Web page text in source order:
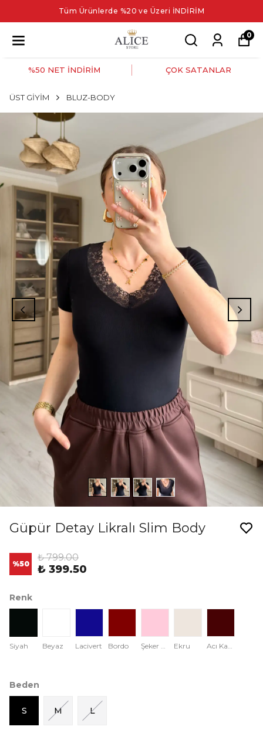
Tüm Ürünlerde %20 ve Üzeri İNDİRİM
0
%50 NET İNDİRİM ÇOK SATANLAR
ÜST GİYİM BLUZ-BODY
Güpür Detay Likralı Slim Body
%50
₺ 799.00
₺ 399.50
Renk
Siyah Beyaz Lacivert Bordo Şeker Pembe Ekru Acı Kahve
Beden
S M L